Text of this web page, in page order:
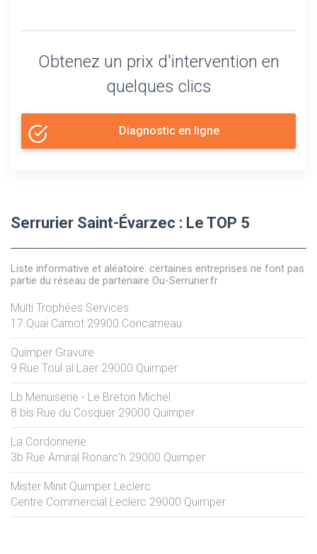
Obtenez un prix d'intervention en
quelques clics
Diagnostic en ligne
Serrurier Saint-Évarzec : Le TOP 5
Liste informative et aléatoire: certaines entreprises ne font pas
partie du réseau de partenaire Ou-Serrurier.fr
Multi Trophées Services
17 Quai Carnot 29900 Concarneau
Quimper Gravure
9 Rue Toul al Laer 29000 Quimper
Lb Menuiserie - Le Breton Michel
8 bis Rue du Cosquer 29000 Quimper
La Cordonnerie
3b Rue Amiral Ronarc'h 29000 Quimper
Mister Minit Quimper Leclerc
Centre Commercial Leclerc 29000 Quimper